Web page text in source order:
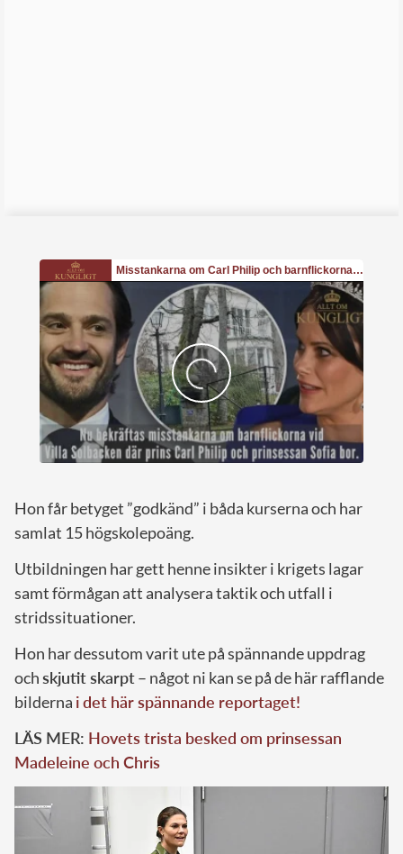
Hon får betyget ”godkänd” i båda kurserna och har
samlat 15 högskolepoäng.
Utbildningen har gett henne insikter i krigets lagar
samt förmågan att analysera taktik och utfall i
stridssituationer.
Hon har dessutom varit ute på spännande uppdrag
ochskjutit skarpt– något ni kan se på de här rafflande
bilderna i det här spännande reportaget!
LÄS MER: Hovets trista besked om prinsessan
Madeleine och Chris